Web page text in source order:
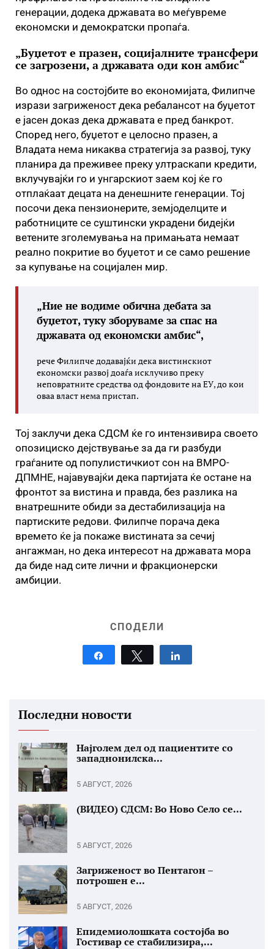
генерации, додека државата во меѓувреме
економски и демократски пропаѓа.
„Буџетот е празен, социјалните трансфери
се загрозени, а државата оди кон амбис“
Во однос на состојбите во економијата, Филипче
изрази загриженост дека ребалансот на буџетот
е јасен доказ дека државата е пред банкрот.
Според него, буџетот е целосно празен, а
Владата нема никаква стратегија за развој, туку
планира да преживее преку ултраскапи кредити,
вклучувајќи го и унгарскиот заем кој ќе го
отплаќаат децата на денешните генерации. Тој
посочи дека пензионерите, земјоделците и
работниците се суштински украдени бидејќи
ветените зголемувања на примањата немаат
реално покритие во буџетот и се само решение
за купување на социјален мир.
„Ние не водиме обична дебата за
буџетот, туку зборуваме за спас на
државата од економски амбис“,
рече Филипче додавајќи дека вистинскиот
економски развој доаѓа исклучиво преку
неповратните средства од фондовите на ЕУ, до кои
оваа власт нема пристап.
Тој заклучи дека СДСМ ќе го интензивира своето
опозициско дејствување за да ги разбуди
граѓаните од популистичкиот сон на ВМРО-
ДПМНЕ, најавувајќи дека партијата ќе остане на
фронтот за вистина и правда, без разлика на
внатрешните обиди за дестабилизација на
партиските редови. Филипче порача дека
времето ќе ја покаже вистината за сечиј
ангажман, но дека интересот на државата мора
да биде над сите лични и фракционерски
амбиции.
СПОДЕЛИ
Share Tweet
Последни новости
Најголем дел од пациентите со
западнонилска...
5 АВГУСТ, 2026
(ВИДЕО) СДСМ: Во Ново Село се...
5 АВГУСТ, 2026
Загриженост во Пентагон –
потрошен е...
5 АВГУСТ, 2026
Епидемиолошката состојба во
Гостивар се стабилизира,...